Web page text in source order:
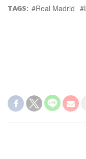
TAGS: Real Madrid